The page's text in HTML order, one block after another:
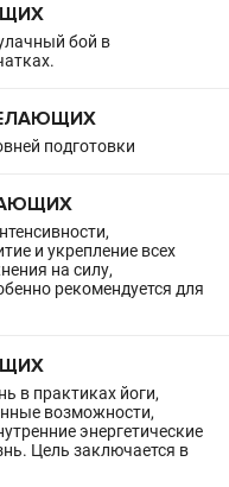
бой в
подготовки
и укрепление всех
на силу,
рекомендуется для
в практиках йоги,
возможности,
энергетические
Цель заключается в